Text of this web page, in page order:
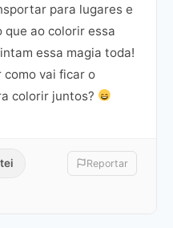
para lugares e
que ao colorir essa
essa magia toda!
como vai ficar o
colorir juntos?
Reportar